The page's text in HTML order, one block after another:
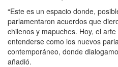
“Este es un espacio donde,
parlamentaron acuerdos que
chilenos y mapuches. Hoy, el
entenderse como los nuevos
contemporáneo, donde
añadió.